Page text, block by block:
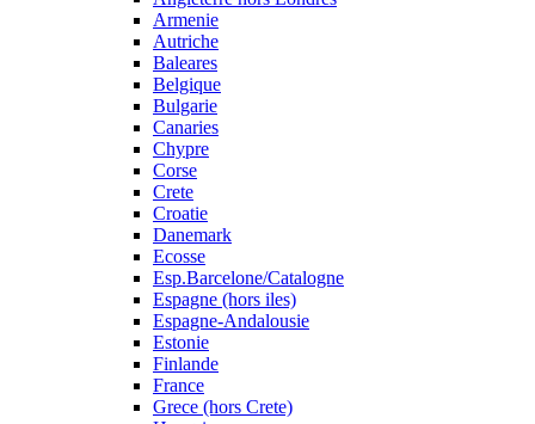
Armenie
Autriche
Baleares
Belgique
Bulgarie
Canaries
Chypre
Corse
Crete
Croatie
Danemark
Ecosse
Esp.Barcelone/Catalogne
Espagne (hors iles)
Espagne-Andalousie
Estonie
Finlande
France
Grece (hors Crete)